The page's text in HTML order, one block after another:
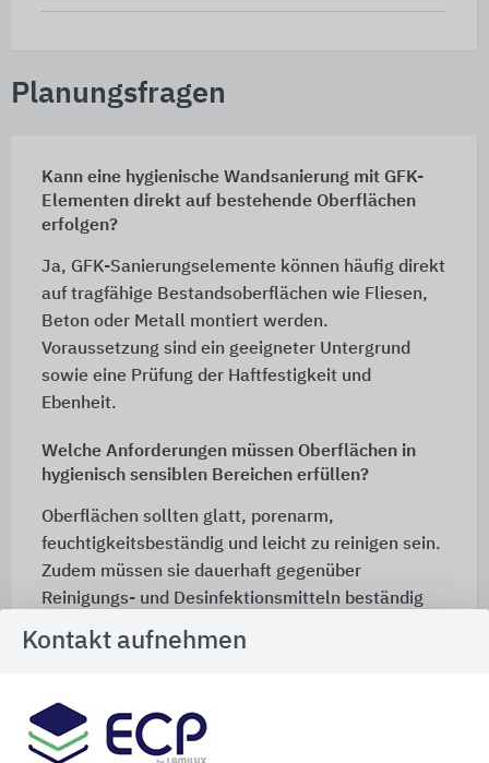
Planungsfragen
Kann eine hygienische Wandsanierung mit GFK-
Elementen direkt auf bestehende Oberflächen
erfolgen?
Ja, GFK-Sanierungselemente können häufig direkt
auf tragfähige Bestandsoberflächen wie Fliesen,
Beton oder Metall montiert werden.
Voraussetzung sind ein geeigneter Untergrund
sowie eine Prüfung der Haftfestigkeit und
Ebenheit.
Welche Anforderungen müssen Oberflächen in
hygienisch sensiblen Bereichen erfüllen?
Oberflächen sollten glatt, porenarm,
feuchtigkeitsbeständig und leicht zu reinigen sein.
Zudem müssen sie dauerhaft gegenüber
Reinigungs- und Desinfektionsmitteln beständig
sein und hygienisch ausgeführte Anschlüsse
ermöglichen.
Worauf ist bei der Auswahl des Dämmkerns für
Kühl- und Hygienebereiche zu achten?
Kontakt aufnehmen